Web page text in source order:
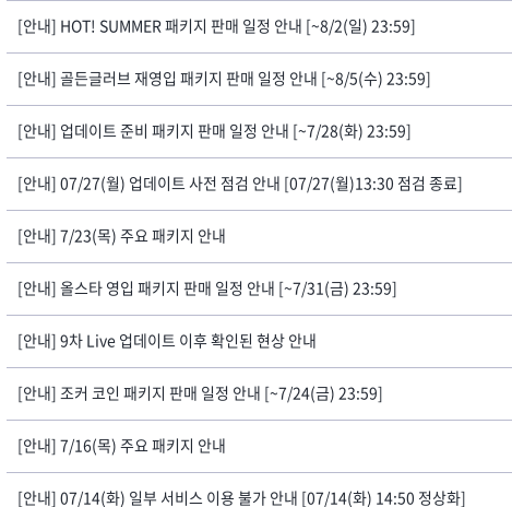
[안내] HOT! SUMMER 패키지 판매 일정 안내 [~8/2(일) 23:59]
[안내] 골든글러브 재영입 패키지 판매 일정 안내 [~8/5(수) 23:59]
[안내] 업데이트 준비 패키지 판매 일정 안내 [~7/28(화) 23:59]
[안내] 07/27(월) 업데이트 사전 점검 안내 [07/27(월)13:30 점검 종료]
[안내] 7/23(목) 주요 패키지 안내
[안내] 올스타 영입 패키지 판매 일정 안내 [~7/31(금) 23:59]
[안내] 9차 Live 업데이트 이후 확인된 현상 안내
[안내] 조커 코인 패키지 판매 일정 안내 [~7/24(금) 23:59]
[안내] 7/16(목) 주요 패키지 안내
[안내] 07/14(화) 일부 서비스 이용 불가 안내 [07/14(화) 14:50 정상화]